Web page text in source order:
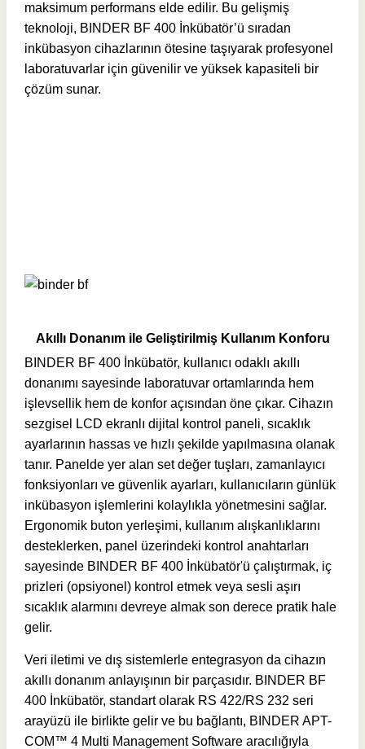
maksimum performans elde edilir. Bu gelişmiş
teknoloji, BINDER BF 400 İnkübatör’ü sıradan
inkübasyon cihazlarının ötesine taşıyarak profesyonel
laboratuvarlar için güvenilir ve yüksek kapasiteli bir
çözüm sunar.
Akıllı Donanım ile Geliştirilmiş Kullanım Konforu
BINDER BF 400 İnkübatör, kullanıcı odaklı akıllı
donanımı sayesinde laboratuvar ortamlarında hem
işlevsellik hem de konfor açısından öne çıkar. Cihazın
sezgisel LCD ekranlı dijital kontrol paneli, sıcaklık
ayarlarının hassas ve hızlı şekilde yapılmasına olanak
tanır. Panelde yer alan set değer tuşları, zamanlayıcı
fonksiyonları ve güvenlik ayarları, kullanıcıların günlük
inkübasyon işlemlerini kolaylıkla yönetmesini sağlar.
Ergonomik buton yerleşimi, kullanım alışkanlıklarını
desteklerken, panel üzerindeki kontrol anahtarları
sayesinde BINDER BF 400 İnkübatör'ü çalıştırmak, iç
prizleri (opsiyonel) kontrol etmek veya sesli aşırı
sıcaklık alarmını devreye almak son derece pratik hale
gelir.
Veri iletimi ve dış sistemlerle entegrasyon da cihazın
akıllı donanım anlayışının bir parçasıdır. BINDER BF
400 İnkübatör, standart olarak RS 422/RS 232 seri
arayüzü ile birlikte gelir ve bu bağlantı, BINDER APT-
COM™ 4 Multi Management Software aracılığıyla